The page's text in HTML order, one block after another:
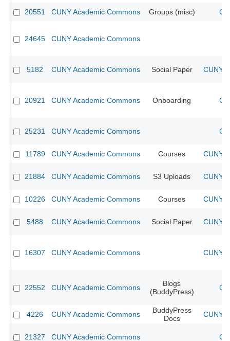
20551 CUNY Academic Commons Groups (misc)
24645 CUNY Academic Commons
5182 CUNY Academic Commons Social Paper CUNY
20921 CUNY Academic Commons Onboarding
25231 CUNY Academic Commons
11789 CUNY Academic Commons Courses CUNY
21884 CUNY Academic Commons S3 Uploads CUNY
10226 CUNY Academic Commons Courses CUNY
5488 CUNY Academic Commons Social Paper CUNY
16307 CUNY Academic Commons CUNY
22552 CUNY Academic Commons
Blogs
(BuddyPress)
4226 CUNY Academic Commons
BuddyPress
Docs
CUNY
21327 CUNY Academic Commons